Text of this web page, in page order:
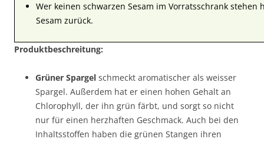
Wer keinen schwarzen Sesam im Vorratsschrank stehen
Sesam zurück.
Produktbeschreitung:
Grüner Spargel schmeckt aromatischer als weisser
Spargel. Außerdem hat er einen hohen Gehalt an
Chlorophyll, der ihn grün färbt, und sorgt so nicht
nur für einen herzhaften Geschmack. Auch bei den
Inhaltsstoffen haben die grünen Stangen ihren